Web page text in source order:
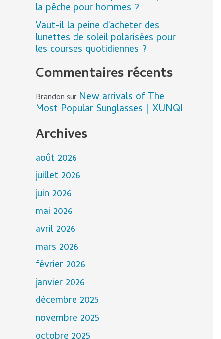
la pêche pour hommes ?
Vaut-il la peine d'acheter des
lunettes de soleil polarisées pour
les courses quotidiennes ?
Commentaires récents
Brandonsur New arrivals of The
Most Popular Sunglasses｜XUNQI
Archives
août 2026
juillet 2026
juin 2026
mai 2026
avril 2026
mars 2026
février 2026
janvier 2026
décembre 2025
novembre 2025